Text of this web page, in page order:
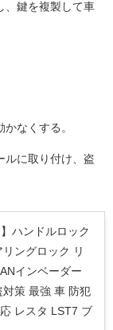
、鍵を複製して車
なくする。
ルに取り付け、盗
】ハンドルロック
ングロック リ
インベーダー
策 最強 車 防犯
レスタ LST7 ブ